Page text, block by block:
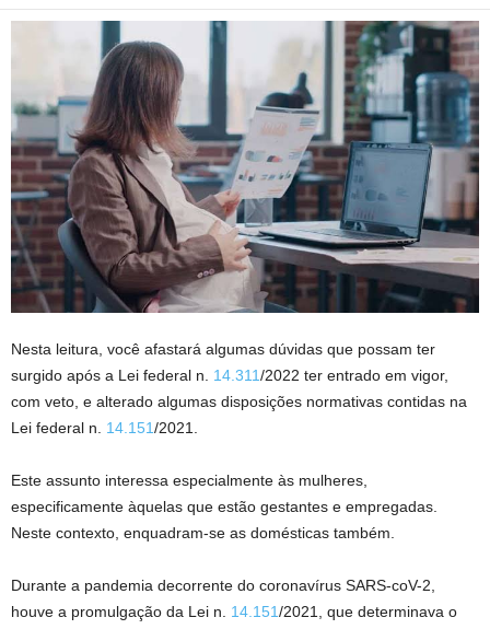
Nesta leitura, você afastará algumas dúvidas que possam ter
surgido após a Lei federal n. 14.311/2022 ter entrado em vigor,
com veto, e alterado algumas disposições normativas contidas na
Lei federal n. 14.151/2021.
Este assunto interessa especialmente às mulheres,
especificamente àquelas que estão gestantes e empregadas.
Neste contexto, enquadram-se as domésticas também.
Durante a pandemia decorrente do coronavírus SARS-coV-2,
houve a promulgação da Lei n. 14.151/2021, que determinava o